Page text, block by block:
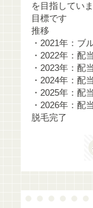
を目指してい
目標です
推移
・2021年：ブ
・2022年：配
・2023年：配
・2024年：配
・2025年：配
・2026年：配
脱毛完了